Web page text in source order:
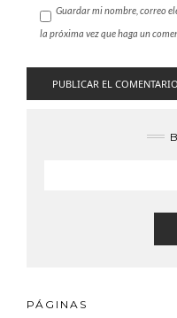
Guardar mi nombre, correo
la próxima vez que haga un
PÁGINAS